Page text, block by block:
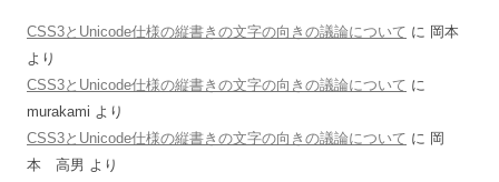
CSS3とUnicode仕様の縦書きの文字の向きの議論について に 岡本
より
CSS3とUnicode仕様の縦書きの文字の向きの議論について に
murakami より
CSS3とUnicode仕様の縦書きの文字の向きの議論について に 岡
本 高男 より